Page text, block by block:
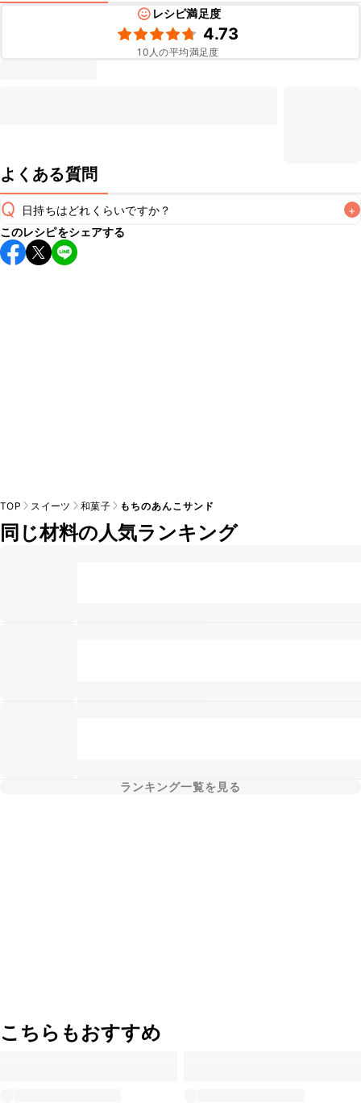
レシピ満足度
4.73
10 人の平均満足度
よくある質問
Q 日持ちはどれくらいですか？ +
こちらのレシピは出来たてをお召し上がりいただくことをお
すすめします。
このレシピをシェアする
TOP スイーツ 和菓子 もちのあんこサンド
同じ材料の人気ランキング
ランキング一覧を見る
こちらもおすすめ